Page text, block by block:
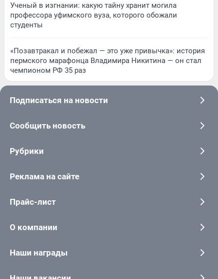
Ученый в изгнании: какую тайну хранит могила
профессора уфимского вуза, которого обожали
студенты
«Позавтракал и побежал — это уже привычка»: история
пермского марафонца Владимира Никитина — он стал
чемпионом РФ 35 раз
Подписаться на новости
Сообщить новость
Рубрики
Реклама на сайте
Прайс-лист
О компании
Наши награды